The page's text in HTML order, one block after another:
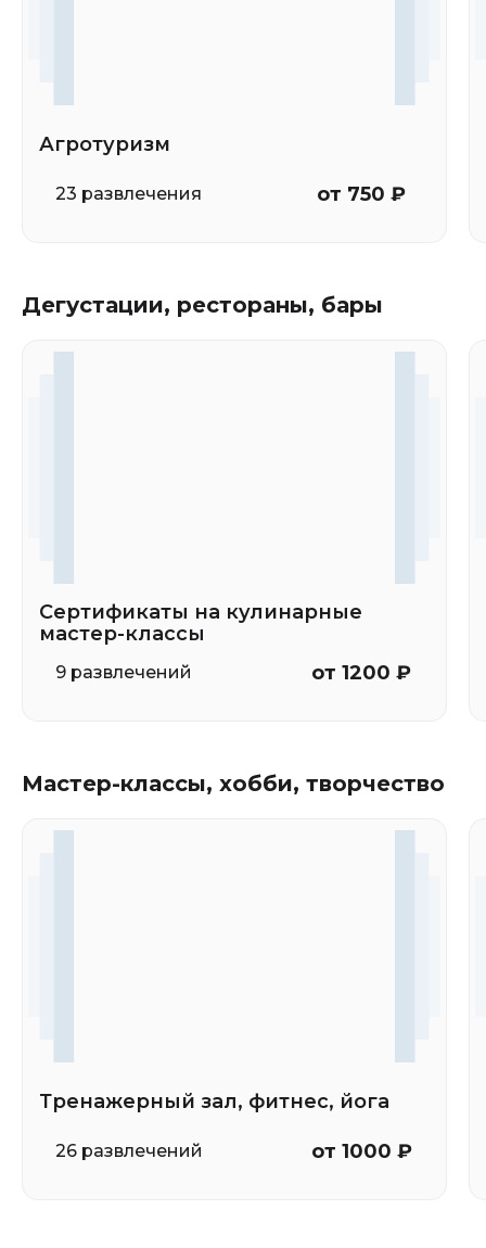
Агротуризм
23 развлечения от 750 ₽
Дегустации, рестораны, бары
Сертификаты на кулинарные
мастер-классы
9 развлечений от 1200 ₽
Мастер-классы, хобби, творчество
Тренажерный зал, фитнес, йога
26 развлечений от 1000 ₽